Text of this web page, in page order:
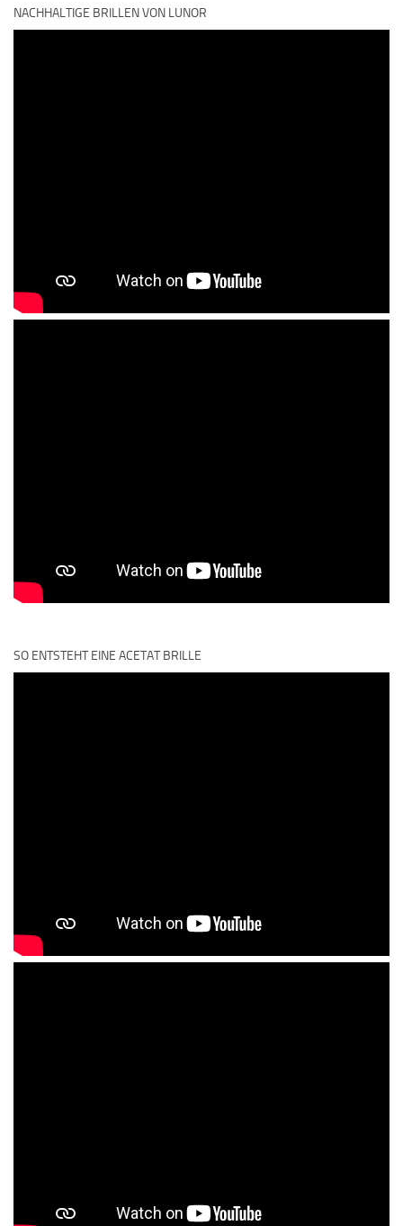
NACHHALTIGE BRILLEN VON LUNOR
SO ENTSTEHT EINE ACETAT BRILLE